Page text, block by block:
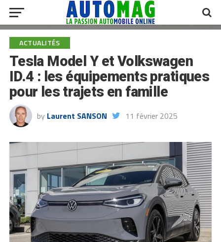
ACTUALITÉS
Tesla Model Y et Volkswagen
ID.4 : les équipements pratiques
pour les trajets en famille
by Laurent SANSON 11 février 2025